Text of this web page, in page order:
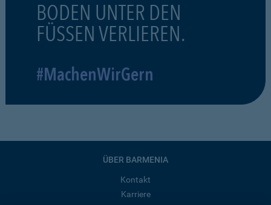
BODEN UNTER DEN
FÜSSEN VERLIEREN.
#MachenWirGern
ÜBER BARMENIA
Kontakt
Karriere